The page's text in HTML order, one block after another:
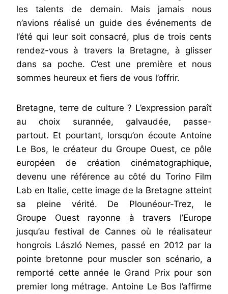
les talents de demain. Mais jamais nous
n’avions réalisé un guide des événements de
l’été qui leur soit consacré, plus de trois cents
rendez-vous à travers la Bretagne, à glisser
dans sa poche. C’est une première et nous
sommes heureux et fiers de vous l’offrir.
Bretagne, terre de culture ? L’expression paraît
au choix surannée, galvaudée, passe-
partout. Et pourtant, lorsqu’on écoute Antoine
Le Bos, le créateur du Groupe Ouest, ce pôle
européen de création cinématographique,
devenu une référence au côté du Torino Film
Lab en Italie, cette image de la Bretagne atteint
sa pleine vérité. De Plounéour-Trez, le
Groupe Ouest rayonne à travers l’Europe
jusqu’au festival de Cannes où le réalisateur
hongrois László Nemes, passé en 2012 par la
pointe bretonne pour muscler son scénario, a
remporté cette année le Grand Prix pour son
premier long métrage. Antoine Le Bos l’affirme